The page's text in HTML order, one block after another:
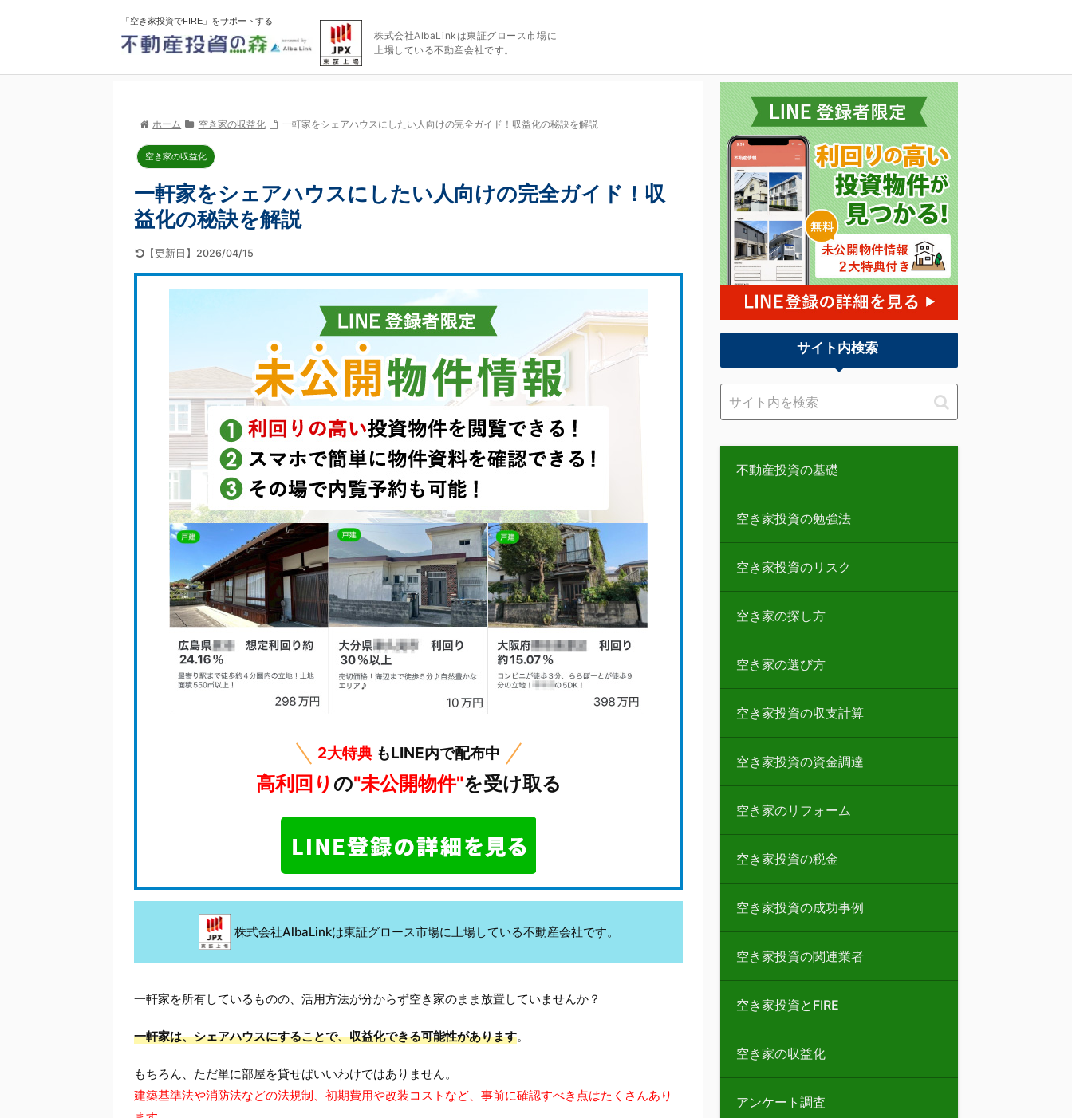
「空き家投資でFIRE」をサポートする
株式会社AlbaLinkは東証グロース市場に
上場している不動産会社です。
ホーム 空き家の収益化 一軒家をシェアハウスにしたい人向けの完全ガイド！収益化の秘訣を解説
空き家の収益化
一軒家をシェアハウスにしたい人向けの完全ガイド！収
益化の秘訣を解説
【更新日】2026/04/15
2大特典もLINE内で配布中
高利回り の"未公開物件"を受け取る
株式会社AlbaLinkは東証グロース市場に上場している不動産会社です。
一軒家を所有しているものの、活用方法が分からず空き家のまま放置していませんか？
一軒家は、シェアハウスにすることで、収益化できる可能性があります。
もちろん、ただ単に部屋を貸せばいいわけではありません。
建築基準法や消防法などの法規制、初期費用や改装コストなど、事前に確認すべき点はたくさんあり
サイト内検索
不動産投資の基礎
空き家投資の勉強法
空き家投資のリスク
空き家の探し方
空き家の選び方
空き家投資の収支計算
空き家投資の資金調達
空き家のリフォーム
空き家投資の税金
空き家投資の成功事例
空き家投資の関連業者
空き家投資とFIRE
空き家の収益化
アンケート調査